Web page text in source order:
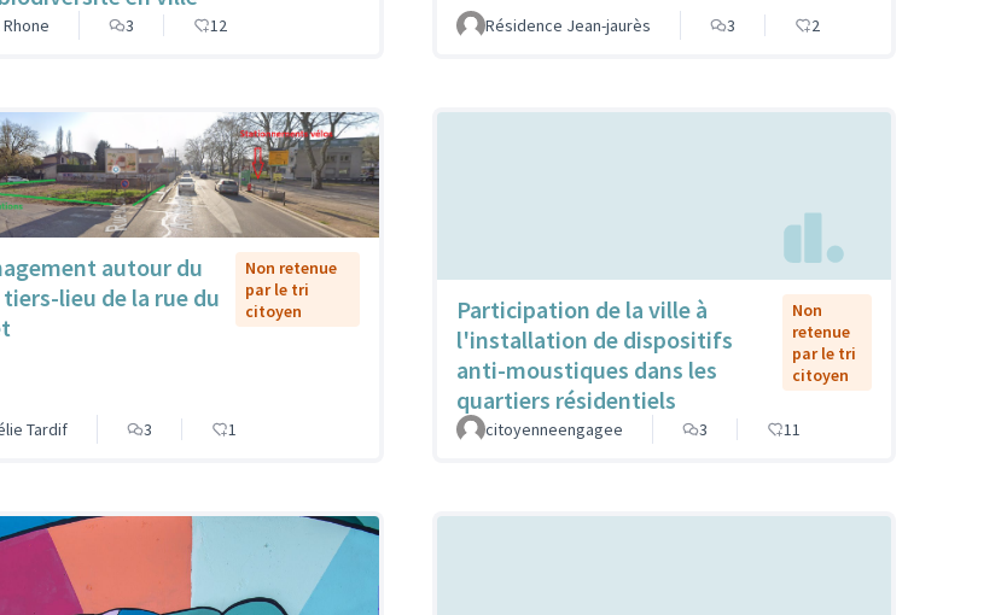
Rhone 3 12 Résidence Jean-jaurès 3 2
autour du
lieu de la rue du
Non retenue
par le tri
citoyen
Tardif 3 1
Participation de la ville à
l'installation de dispositifs
anti-moustiques dans les
quartiers résidentiels
Non
retenue
par le tri
citoyen
citoyenneengagee 3 11